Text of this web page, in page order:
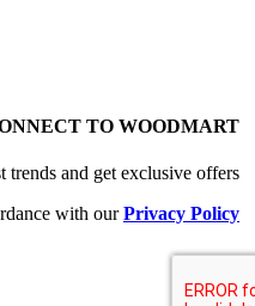
TO WOODMART!
trends and get exclusive offers
with ourPrivacy Policy